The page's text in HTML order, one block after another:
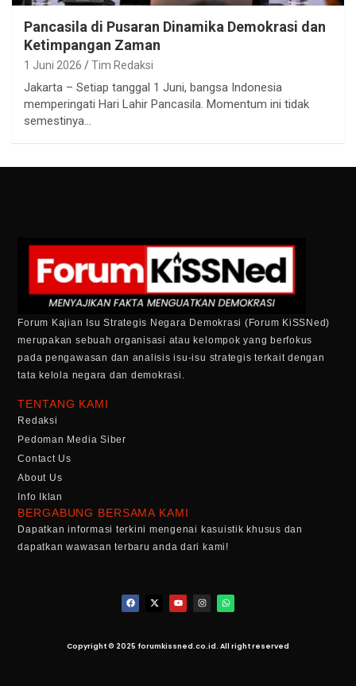
Pancasila di Pusaran Dinamika Demokrasi dan
Ketimpangan Zaman
1 Juni 2026 Tim Redaksi
Jakarta – Setiap tanggal 1 Juni, bangsa Indonesia
memperingati Hari Lahir Pancasila. Momentum ini tidak
semestinya…
Forum Kajian Isu Strategis Negara Demokrasi (Forum KiSSNed)
merupakan sebuah organisasi atau kelompok yang berfokus
pada pengawasan dan analisis isu-isu strategis terkait dengan
tata kelola negara dan demokrasi.
TENTANG KAMI
Redaksi
Pedoman Media Siber
Contact Us
About Us
Info Iklan
BERGABUNG BERSAMA KAMI
Dapatkan informasi terkini mengenai kasuistik khusus dan
dapatkan wawasan terbaru anda dari kami!
Copyright © 2025 forumkissned.co.id. All right reserved